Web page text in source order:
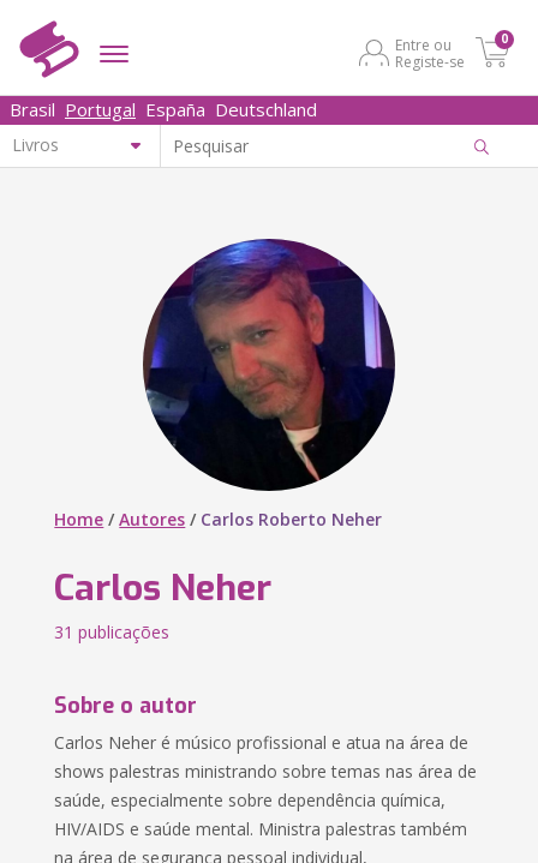
Entre ou
Registe-se
0
Brasil Portugal España Deutschland
Home /Autores / Carlos Roberto Neher
Carlos Neher
31 publicações
Sobre o autor
Carlos Neher é músico profissional e atua na área de
shows palestras ministrando sobre temas nas área de
saúde, especialmente sobre dependência química,
HIV/AIDS e saúde mental. Ministra palestras também
na área de segurança pessoal individual,